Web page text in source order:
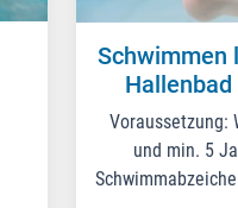
Schwimmen
Voraussetzung:
und min. 5